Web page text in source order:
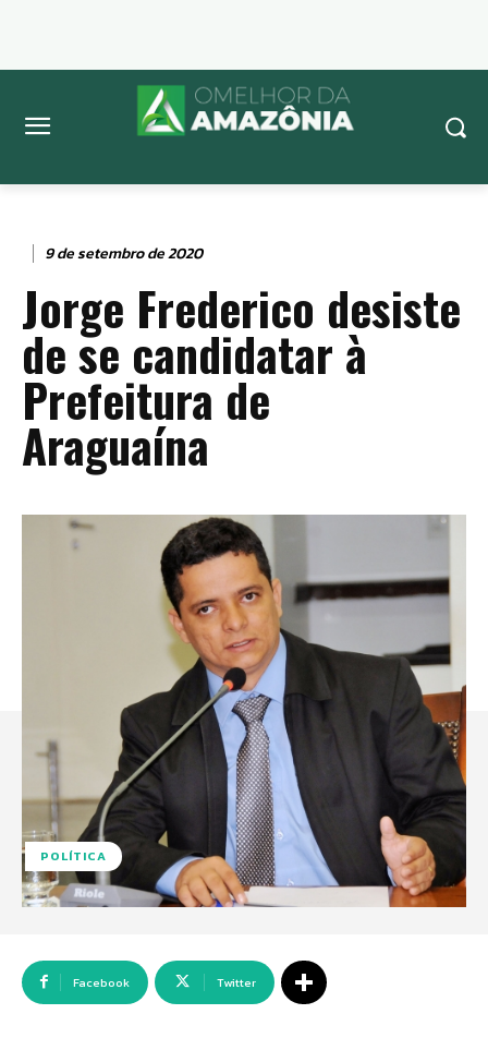
9 de setembro de 2020
Jorge Frederico desiste
de se candidatar à
Prefeitura de
Araguaína
POLÍTICA
Facebook Twitter